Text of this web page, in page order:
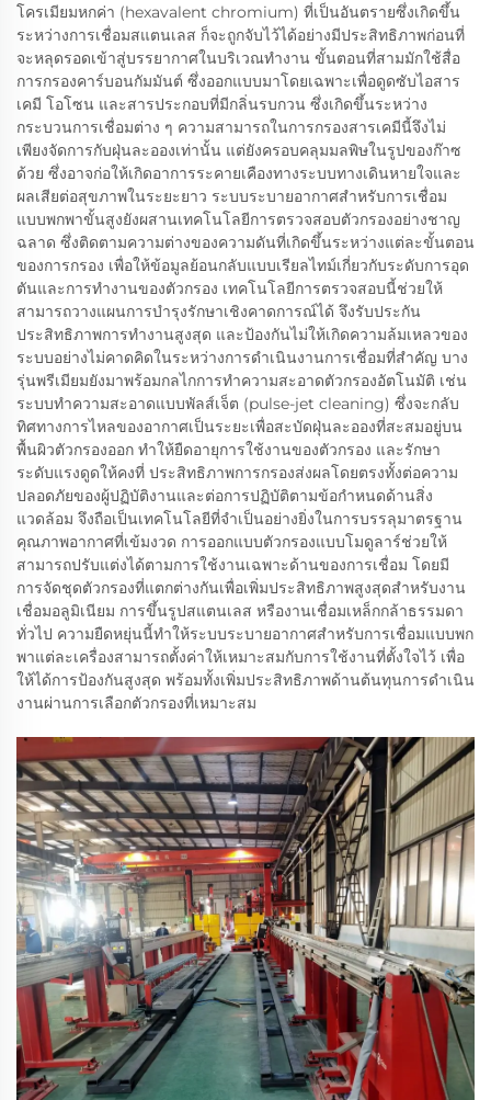
โครเมียมหกค่า (hexavalent chromium) ที่เป็นอันตรายซึ่งเกิดขึ้น
ระหว่างการเชื่อมสแตนเลส ก็จะถูกจับไว้ได้อย่างมีประสิทธิภาพก่อนที่
จะหลุดรอดเข้าสู่บรรยากาศในบริเวณทำงาน ขั้นตอนที่สามมักใช้สื่อ
การกรองคาร์บอนกัมมันต์ ซึ่งออกแบบมาโดยเฉพาะเพื่อดูดซับไอสาร
เคมี โอโซน และสารประกอบที่มีกลิ่นรบกวน ซึ่งเกิดขึ้นระหว่าง
กระบวนการเชื่อมต่าง ๆ ความสามารถในการกรองสารเคมีนี้จึงไม่
เพียงจัดการกับฝุ่นละอองเท่านั้น แต่ยังครอบคลุมมลพิษในรูปของก๊าซ
ด้วย ซึ่งอาจก่อให้เกิดอาการระคายเคืองทางระบบทางเดินหายใจและ
ผลเสียต่อสุขภาพในระยะยาว ระบบระบายอากาศสำหรับการเชื่อม
แบบพกพาขั้นสูงยังผสานเทคโนโลยีการตรวจสอบตัวกรองอย่างชาญ
ฉลาด ซึ่งติดตามความต่างของความดันที่เกิดขึ้นระหว่างแต่ละขั้นตอน
ของการกรอง เพื่อให้ข้อมูลย้อนกลับแบบเรียลไทม์เกี่ยวกับระดับการอุด
ตันและการทำงานของตัวกรอง เทคโนโลยีการตรวจสอบนี้ช่วยให้
สามารถวางแผนการบำรุงรักษาเชิงคาดการณ์ได้ จึงรับประกัน
ประสิทธิภาพการทำงานสูงสุด และป้องกันไม่ให้เกิดความล้มเหลวของ
ระบบอย่างไม่คาดคิดในระหว่างการดำเนินงานการเชื่อมที่สำคัญ บาง
รุ่นพรีเมียมยังมาพร้อมกลไกการทำความสะอาดตัวกรองอัตโนมัติ เช่น
ระบบทำความสะอาดแบบพัลส์เจ็ต (pulse-jet cleaning) ซึ่งจะกลับ
ทิศทางการไหลของอากาศเป็นระยะเพื่อสะบัดฝุ่นละอองที่สะสมอยู่บน
พื้นผิวตัวกรองออก ทำให้ยืดอายุการใช้งานของตัวกรอง และรักษา
ระดับแรงดูดให้คงที่ ประสิทธิภาพการกรองส่งผลโดยตรงทั้งต่อความ
ปลอดภัยของผู้ปฏิบัติงานและต่อการปฏิบัติตามข้อกำหนดด้านสิ่ง
แวดล้อม จึงถือเป็นเทคโนโลยีที่จำเป็นอย่างยิ่งในการบรรลุมาตรฐาน
คุณภาพอากาศที่เข้มงวด การออกแบบตัวกรองแบบโมดูลาร์ช่วยให้
สามารถปรับแต่งได้ตามการใช้งานเฉพาะด้านของการเชื่อม โดยมี
การจัดชุดตัวกรองที่แตกต่างกันเพื่อเพิ่มประสิทธิภาพสูงสุดสำหรับงาน
เชื่อมอลูมิเนียม การขึ้นรูปสแตนเลส หรืองานเชื่อมเหล็กกล้าธรรมดา
ทั่วไป ความยืดหยุ่นนี้ทำให้ระบบระบายอากาศสำหรับการเชื่อมแบบพก
พาแต่ละเครื่องสามารถตั้งค่าให้เหมาะสมกับการใช้งานที่ตั้งใจไว้ เพื่อ
ให้ได้การป้องกันสูงสุด พร้อมทั้งเพิ่มประสิทธิภาพด้านต้นทุนการดำเนิน
งานผ่านการเลือกตัวกรองที่เหมาะสม